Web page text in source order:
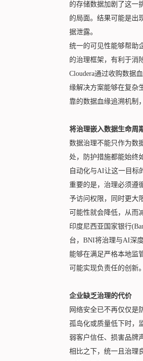
的存储数据加剧了这一
的局面。结果可能是出
据泄露。
统一的可见性能够帮助
的治理框架，有利于消
Cloudera通过收购数据
缘解决方案能够在复杂
靠的数据血缘追溯机制
将治理嵌入数据生命周
数据治理不能只作为数
处，防护措施都能始终
自动化与AI让这一目标
重要的是，治理必须遵
予访问权限，同时更大
可能性就会降低，从而
印度尼西亚国家银行
台，BNI将治理与AI深
能够在满足严格本地监
可能实现负责任的创新。
企业缺乏治理的代价
网络安全已不再仅仅是
孤岛化或质量低下时，
弱客户信任、损害品牌
相比之下，统一且治理